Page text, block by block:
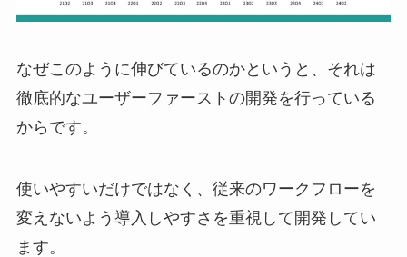
なぜこのように伸びているのかというと、それは
徹底的なユーザーファーストの開発を行っている
からです。
使いやすいだけではなく、従来のワークフローを
変えないよう導入しやすさを重視して開発してい
ます。